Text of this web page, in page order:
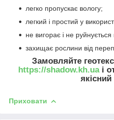
легко пропускає вологу;
легкий і простий у
не вигорає і не
захищає рослини від
Замовляйте
https://shadow.kh.uaі
Приховати